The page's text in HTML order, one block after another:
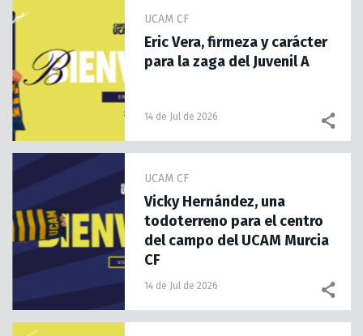
UCAM CF
Eric Vera, firmeza y carácter
para la zaga del Juvenil A
14 de Jul de 2026
UCAM CF
Vicky Hernández, una
todoterreno para el centro
del campo del UCAM Murcia
CF
14 de Jul de 2026